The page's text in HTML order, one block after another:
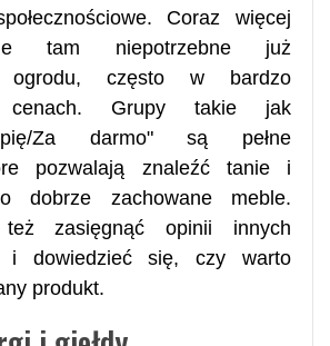
Coraz więcej
tam niepotrzebne już
ogrodu, często w bardzo
cenach. Grupy takie jak
Za darmo" są pełne
pozwalają znaleźć tanie i
dobrze zachowane meble.
zasięgnąć opinii innych
i dowiedzieć się, czy warto
produkt.